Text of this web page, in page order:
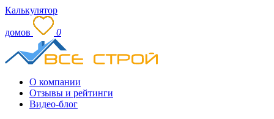
Калькулятор
домов 0
О компании
Отзывы и рейтинги
Видео-блог